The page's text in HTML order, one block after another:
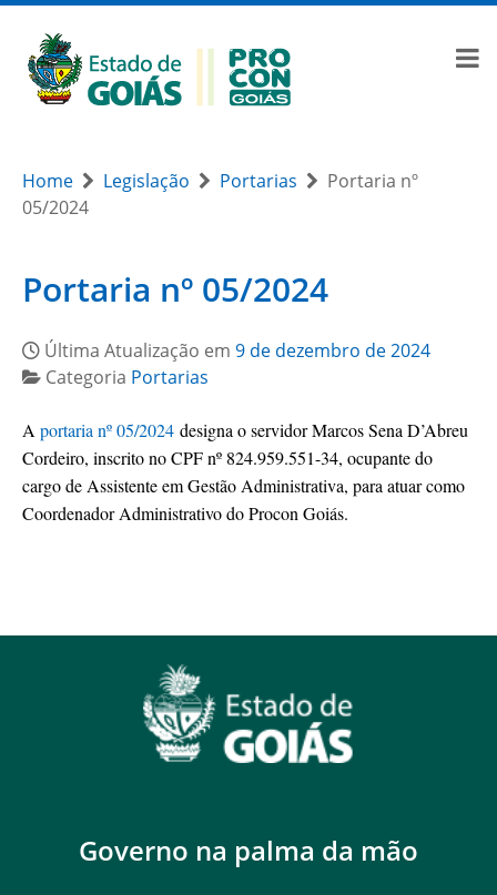
Home Legislação Portarias
Portaria nº
05/2024
Portaria nº 05/2024
Última Atualização em 9 de dezembro de 2024
Categoria Portarias
A portaria nº 05/2024 designa o servidor Marcos Sena D’Abreu
Cordeiro, inscrito no CPF nº 824.959.551-34, ocupante do
cargo de Assistente em Gestão Administrativa, para atuar como
Coordenador Administrativo do Procon Goiás.
Governo na palma da mão